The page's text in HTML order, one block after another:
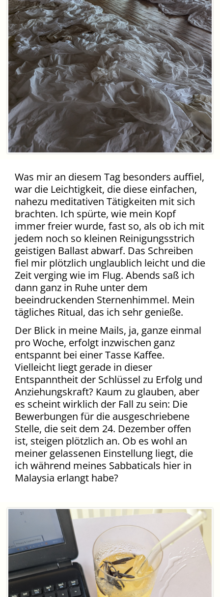
Was mir an diesem Tag besonders auffiel,
war die Leichtigkeit, die diese einfachen,
nahezu meditativen Tätigkeiten mit sich
brachten. Ich spürte, wie mein Kopf
immer freier wurde, fast so, als ob ich mit
jedem noch so kleinen Reinigungsstrich
geistigen Ballast abwarf. Das Schreiben
fiel mir plötzlich unglaublich leicht und die
Zeit verging wie im Flug. Abends saß ich
dann ganz in Ruhe unter dem
beeindruckenden Sternenhimmel. Mein
tägliches Ritual, das ich sehr genieße.
Der Blick in meine Mails, ja, ganze einmal
pro Woche, erfolgt inzwischen ganz
entspannt bei einer Tasse Kaffee.
Vielleicht liegt gerade in dieser
Entspanntheit der Schlüssel zu Erfolg und
Anziehungskraft? Kaum zu glauben, aber
es scheint wirklich der Fall zu sein: Die
Bewerbungen für die ausgeschriebene
Stelle, die seit dem 24. Dezember offen
ist, steigen plötzlich an. Ob es wohl an
meiner gelassenen Einstellung liegt, die
ich während meines Sabbaticals hier in
Malaysia erlangt habe?